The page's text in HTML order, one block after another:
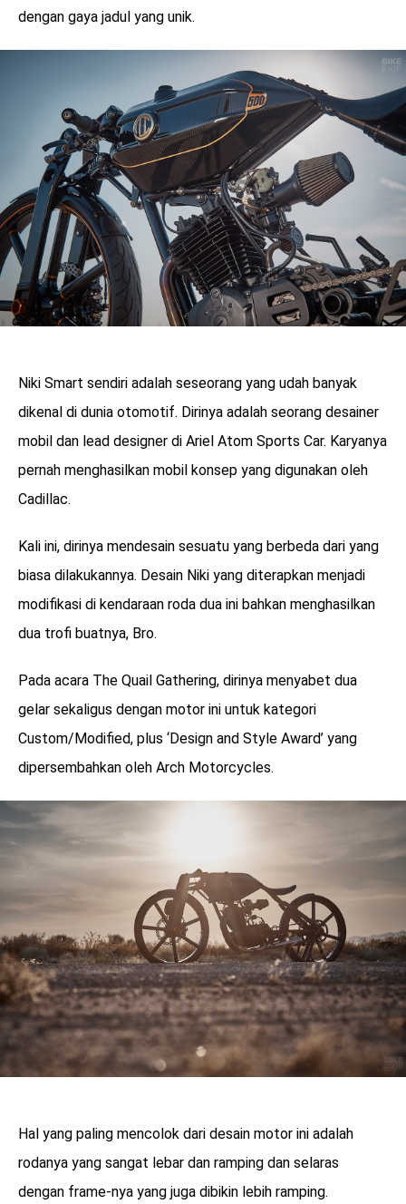
dengan gaya jadul yang unik.
Niki Smart sendiri adalah seseorang yang udah banyak
dikenal di dunia otomotif. Dirinya adalah seorang desainer
mobil dan lead designer di Ariel Atom Sports Car. Karyanya
pernah menghasilkan mobil konsep yang digunakan oleh
Cadillac.
Kali ini, dirinya mendesain sesuatu yang berbeda dari yang
biasa dilakukannya. Desain Niki yang diterapkan menjadi
modifikasi di kendaraan roda dua ini bahkan menghasilkan
dua trofi buatnya, Bro.
Pada acara The Quail Gathering, dirinya menyabet dua
gelar sekaligus dengan motor ini untuk kategori
Custom/Modified, plus ‘Design and Style Award’ yang
dipersembahkan oleh Arch Motorcycles.
Hal yang paling mencolok dari desain motor ini adalah
rodanya yang sangat lebar dan ramping dan selaras
dengan frame-nya yang juga dibikin lebih ramping.